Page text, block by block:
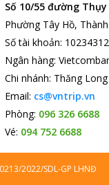
Số 10/55 đường Thụy
Phường Tây Hồ,
Số tài khoản:
Ngân hàng:
Chi nhánh: Thăng Long
Email: cs@vntrip.vn
Phòng: 096 326 6688
Vé: 094 752 6688
2022/SDL-GP LHNĐ